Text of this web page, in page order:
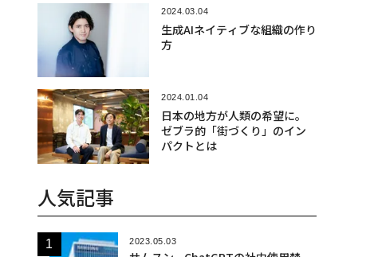
2024.03.04
生成AIネイティブな組織の作り
方
2024.01.04
日本の地方が人類の希望に。
ゼブラ的「街づくり」のイン
パクトとは
人気記事
2023.05.03